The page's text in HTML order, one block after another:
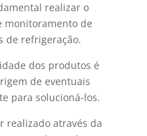
realizar o
monitoramento de
de refrigeração.
dos produtos é
de eventuais
para solucioná-los.
realizado através da